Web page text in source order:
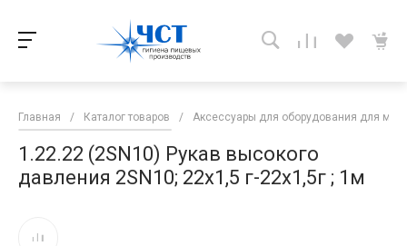
Главная / Каталог товаров / Аксессуары для оборудования для
1.22.22 (2SN10) Рукав высокого
давления 2SN10; 22х1,5 г-22х1,5г ; 1м